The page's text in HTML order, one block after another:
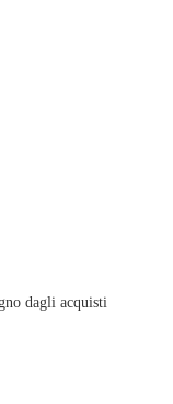
dagli acquisti